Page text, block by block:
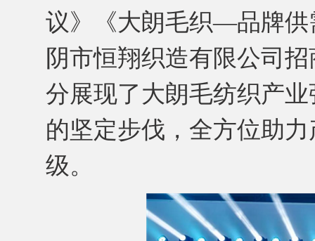
议》《大朗毛织—品牌供
阴市恒翔织造有限公司
分展现了大朗毛纺织产
的坚定步伐，全方位助
级。